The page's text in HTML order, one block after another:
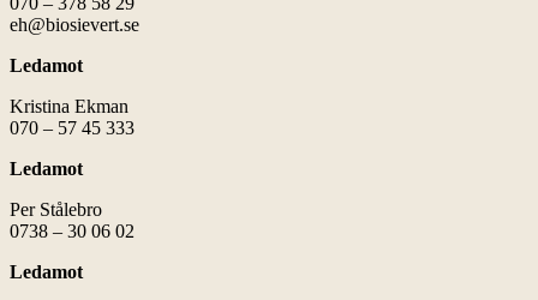
eh@biosievert.se
Ledamot
Kristina Ekman
070 – 57 45 333
Ledamot
Per Stålebro
0738 – 30 06 02
Ledamot